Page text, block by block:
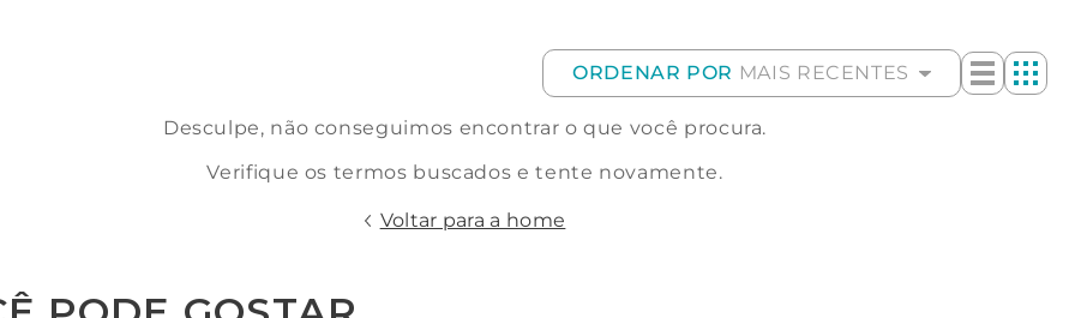
ORDENAR POR MAIS RECENTES
Desculpe, não conseguimos encontrar o que você procura.
Verifique os termos buscados e tente novamente.
Voltar para a home